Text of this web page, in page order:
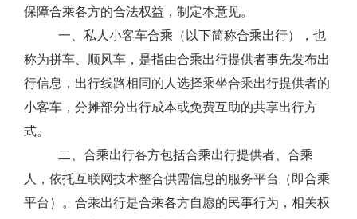
保障合乘各方的合法权益，制定本意见。
一、 私人小客车合乘（以下简称合乘出行），也
称为拼车、顺风车， 是指由合乘出行提供者事先发布出
行信息，出行线路相同的人选择乘坐合乘出行提供者的
小客车，分摊部分出行成本或免费互助的共享出行方
式。
二、 合乘出行各方包括合乘出行提供者、合乘
人
，依托互联网技术整合供需信息的服务平台（即合乘
平台）。合乘出行是合乘各方自愿的民事行为，相关权